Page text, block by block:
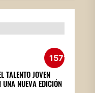
1571
TALENTO JOVEN
UNA NUEVA EDICIÓN